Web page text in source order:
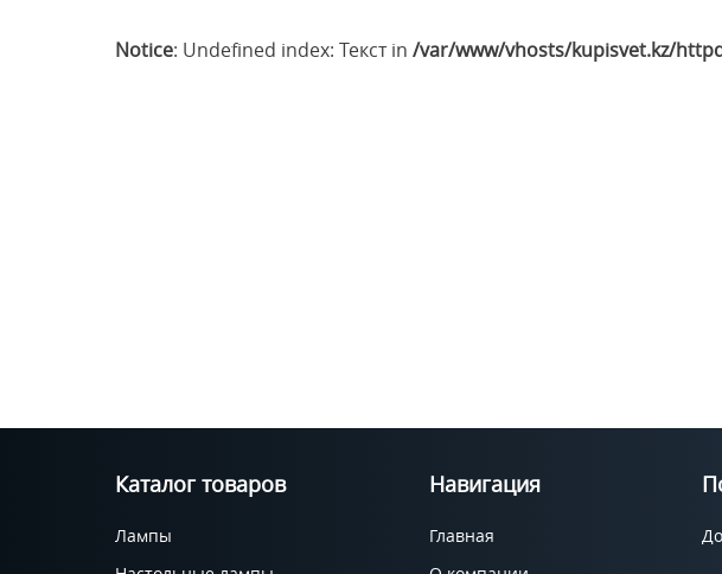
Notice: Undefined index: Текст in /var/www/vhosts/kupisvet.kz/
Каталог товаров
Лампы
Навигация
Главная